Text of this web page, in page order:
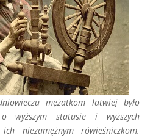
mężatkom łatwiej było
wyższym statusie i wyższych
niezamężnym rówieśniczkom.